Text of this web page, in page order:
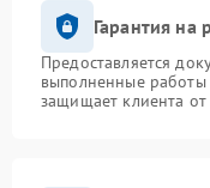
Гарантия на
Предоставляется
выполненные работы
защищает клиента